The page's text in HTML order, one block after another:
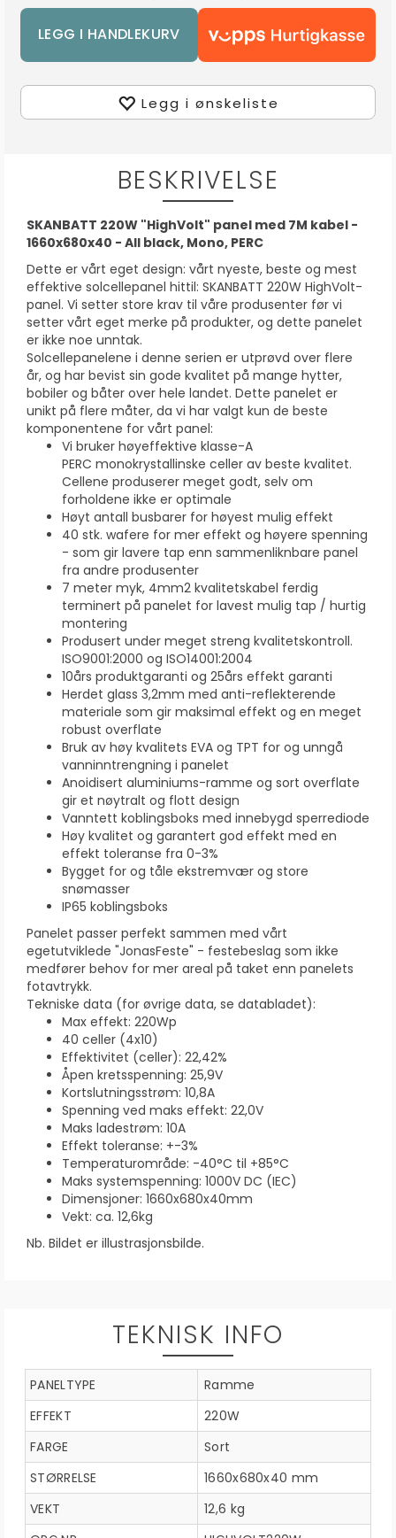
Legg i ønskeliste
BESKRIVELSE
SKANBATT 220W "HighVolt" panel med 7M kabel -
1660x680x40 - All black, Mono, PERC
Dette er vårt eget design: vårt nyeste, beste og mest
effektive solcellepanel hittil: SKANBATT 220W HighVolt-
panel. Vi setter store krav til våre produsenter før vi
setter vårt eget merke på produkter, og dette panelet
er ikke noe unntak.
Solcellepanelene i denne serien er utprøvd over flere
år, og har bevist sin gode kvalitet på mange hytter,
bobiler og båter over hele landet. Dette panelet er
unikt på flere måter, da vi har valgt kun de beste
komponentene for vårt panel:
Vi bruker høyeffektive klasse-A
PERC monokrystallinske celler av beste kvalitet.
Cellene produserer meget godt, selv om
forholdene ikke er optimale
Høyt antall busbarer for høyest mulig effekt
40 stk. wafere for mer effekt og høyere spenning
- som gir lavere tap enn sammenliknbare panel
fra andre produsenter
7 meter myk, 4mm2 kvalitetskabel ferdig
terminert på panelet for lavest mulig tap / hurtig
montering
Produsert under meget streng kvalitetskontroll.
ISO9001:2000 og ISO14001:2004
10års produktgaranti og 25års effekt garanti
Herdet glass 3,2mm med anti-reflekterende
materiale som gir maksimal effekt og en meget
robust overflate
Bruk av høy kvalitets EVA og TPT for og unngå
vanninntrengning i panelet
Anoidisert aluminiums-ramme og sort overflate
gir et nøytralt og flott design
Vanntett koblingsboks med innebygd sperrediode
Høy kvalitet og garantert god effekt med en
effekt toleranse fra 0-3%
Bygget for og tåle ekstremvær og store
snømasser
IP65 koblingsboks
Panelet passer perfekt sammen med vårt
egetutviklede "JonasFeste" - festebeslag som ikke
medfører behov for mer areal på taket enn panelets
fotavtrykk.
Tekniske data (for øvrige data, se databladet):
Max effekt: 220Wp
40 celler (4x10)
Effektivitet (celler): 22,42%
Åpen kretsspenning: 25,9V
Kortslutningsstrøm: 10,8A
Spenning ved maks effekt: 22,0V
Maks ladestrøm: 10A
Effekt toleranse: +-3%
Temperaturområde: -40°C til +85°C
Maks systemspenning: 1000V DC (IEC)
Dimensjoner: 1660x680x40mm
Vekt: ca. 12,6kg
Nb. Bildet er illustrasjonsbilde.
TEKNISK INFO
PANELTYPE
Ramme
EFFEKT
220W
FARGE
Sort
STØRRELSE
1660x680x40 mm
VEKT
12,6 kg